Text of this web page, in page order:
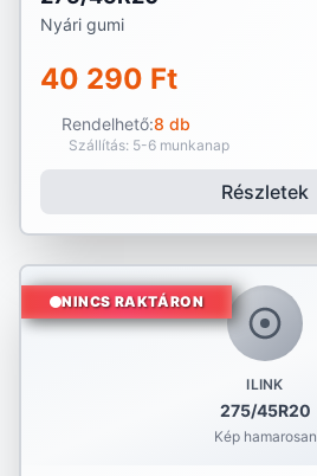
Nyári gumi
40 290 Ft
Rendelhető:8 db
Szállítás: 5-6 munkanap
Részletek
ILINK
275/45R20
Kép hamarosan
NINCS RAKTÁRON